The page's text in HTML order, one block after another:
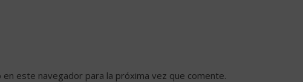
este navegador para la próxima vez que comente.